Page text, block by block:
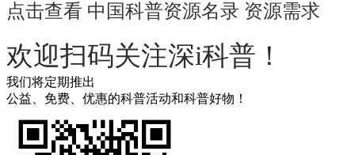
点击查看 中国科普资源名录 资源需求
欢迎扫码关注深i科普！
我们将定期推出
公益、免费、优惠的科普活动和科普好物！